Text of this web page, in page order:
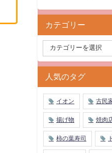
カテゴリー
人気のタグ
イオン 古民
揚げ物 焼肉
柿の葉寿司